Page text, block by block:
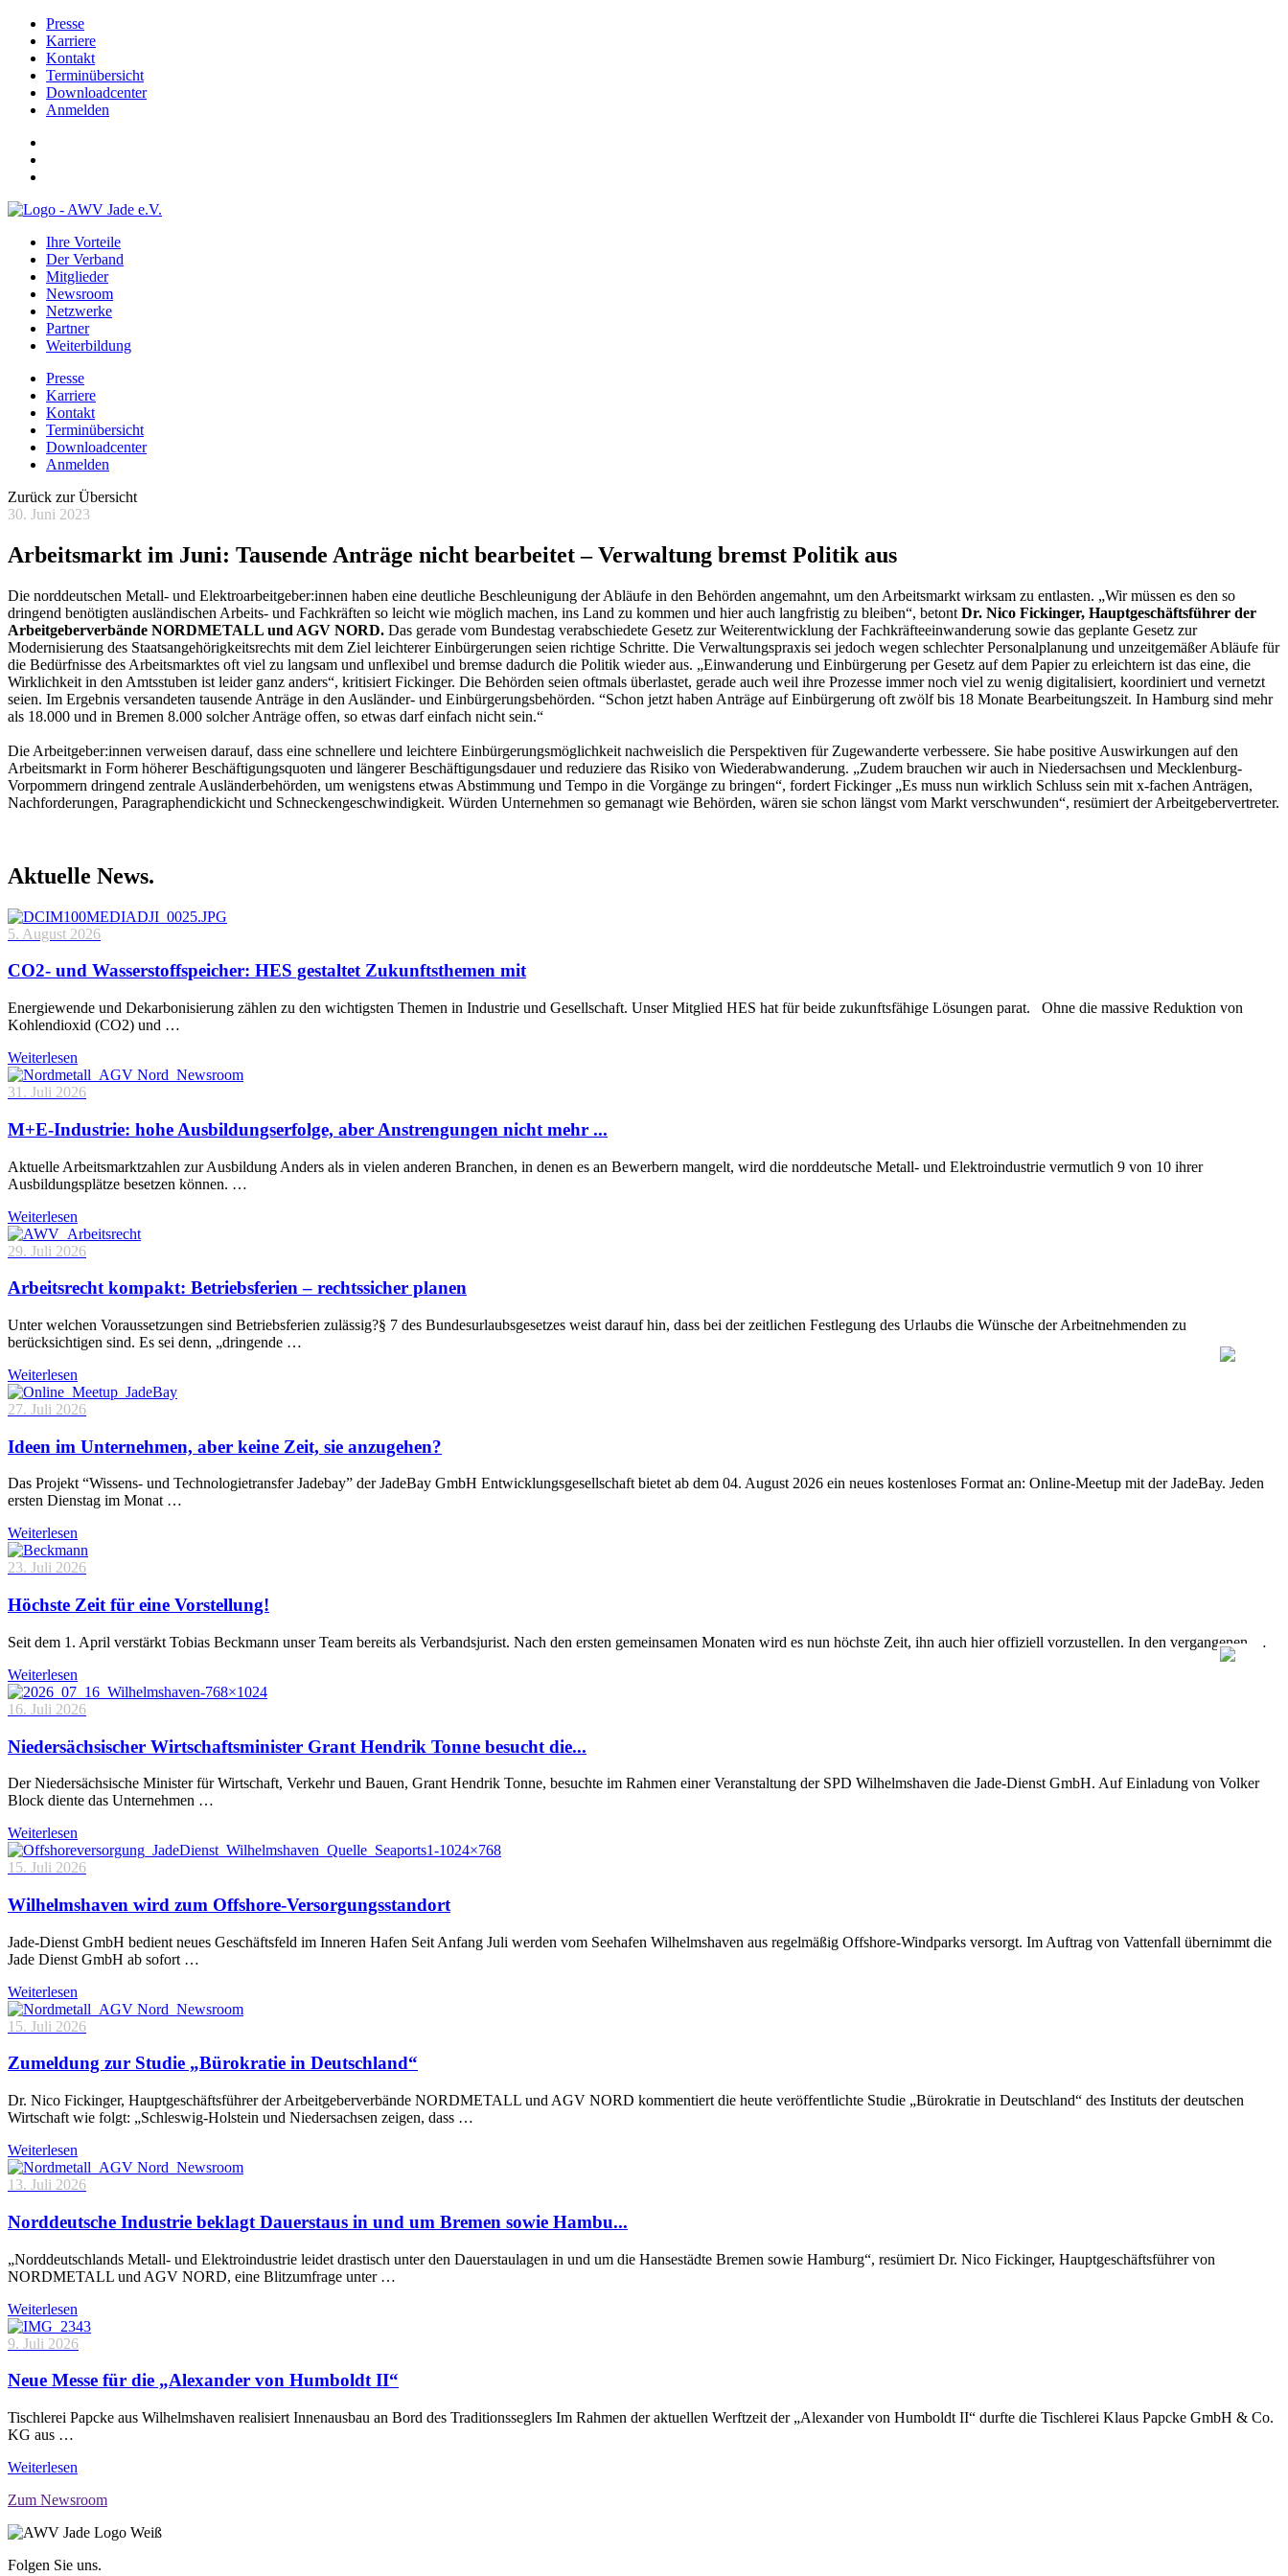
Presse
Karriere
Kontakt
Terminübersicht
Downloadcenter
Anmelden
Ihre Vorteile
Der Verband
Mitglieder
Newsroom
Netzwerke
Partner
Weiterbildung
Presse
Karriere
Kontakt
Terminübersicht
Downloadcenter
Anmelden
Zurück zur Übersicht
30. Juni 2023
Arbeitsmarkt im Juni: Tausende Anträge nicht bearbeitet – Verwaltung bremst Politik aus
Die norddeutschen Metall- und Elektroarbeitgeber:innen haben eine deutliche Beschleunigung der Abläufe in den Behörden angemahnt, um den Arbeitsmarkt wirksam zu entlasten. „Wir müssen es den so
dringend benötigten ausländischen Arbeits- und Fachkräften so leicht wie möglich machen, ins Land zu kommen und hier auch langfristig zu bleiben“, betont Dr. Nico Fickinger, Hauptgeschäftsführer der
Arbeitgeberverbände NORDMETALL und AGV NORD. Das gerade vom Bundestag verabschiedete Gesetz zur Weiterentwicklung der Fachkräfteeinwanderung sowie das geplante Gesetz zur
Modernisierung des Staatsangehörigkeitsrechts mit dem Ziel leichterer Einbürgerungen seien richtige Schritte. Die Verwaltungspraxis sei jedoch wegen schlechter Personalplanung und unzeitgemäßer Abläufe für
die Bedürfnisse des Arbeitsmarktes oft viel zu langsam und unflexibel und bremse dadurch die Politik wieder aus. „Einwanderung und Einbürgerung per Gesetz auf dem Papier zu erleichtern ist das eine, die
Wirklichkeit in den Amtsstuben ist leider ganz anders“, kritisiert Fickinger. Die Behörden seien oftmals überlastet, gerade auch weil ihre Prozesse immer noch viel zu wenig digitalisiert, koordiniert und vernetzt
seien. Im Ergebnis versandeten tausende Anträge in den Ausländer- und Einbürgerungsbehörden. “Schon jetzt haben Anträge auf Einbürgerung oft zwölf bis 18 Monate Bearbeitungszeit. In Hamburg sind mehr
als 18.000 und in Bremen 8.000 solcher Anträge offen, so etwas darf einfach nicht sein.“
Die Arbeitgeber:innen verweisen darauf, dass eine schnellere und leichtere Einbürgerungsmöglichkeit nachweislich die Perspektiven für Zugewanderte verbessere. Sie habe positive Auswirkungen auf den
Arbeitsmarkt in Form höherer Beschäftigungsquoten und längerer Beschäftigungsdauer und reduziere das Risiko von Wiederabwanderung. „Zudem brauchen wir auch in Niedersachsen und Mecklenburg-
Vorpommern dringend zentrale Ausländerbehörden, um wenigstens etwas Abstimmung und Tempo in die Vorgänge zu bringen“, fordert Fickinger „Es muss nun wirklich Schluss sein mit x-fachen Anträgen,
Nachforderungen, Paragraphendickicht und Schneckengeschwindigkeit. Würden Unternehmen so gemanagt wie Behörden, wären sie schon längst vom Markt verschwunden“, resümiert der Arbeitgebervertreter.
Aktuelle News.
5. August 2026
CO2- und Wasserstoffspeicher: HES gestaltet Zukunftsthemen mit
Energiewende und Dekarbonisierung zählen zu den wichtigsten Themen in Industrie und Gesellschaft. Unser Mitglied HES hat für beide zukunftsfähige Lösungen parat. Ohne die massive Reduktion von
Kohlendioxid (CO2) und …
Weiterlesen
31. Juli 2026
M+E-Industrie: hohe Ausbildungserfolge, aber Anstrengungen nicht mehr ...
Aktuelle Arbeitsmarktzahlen zur Ausbildung Anders als in vielen anderen Branchen, in denen es an Bewerbern mangelt, wird die norddeutsche Metall- und Elektroindustrie vermutlich 9 von 10 ihrer
Ausbildungsplätze besetzen können. …
Weiterlesen
29. Juli 2026
Arbeitsrecht kompakt: Betriebsferien – rechtssicher planen
Unter welchen Voraussetzungen sind Betriebsferien zulässig?§ 7 des Bundesurlaubsgesetzes weist darauf hin, dass bei der zeitlichen Festlegung des Urlaubs die Wünsche der Arbeitnehmenden zu
berücksichtigen sind. Es sei denn, „dringende …
Weiterlesen
27. Juli 2026
Ideen im Unternehmen, aber keine Zeit, sie anzugehen?
Das Projekt “Wissens- und Technologietransfer Jadebay” der JadeBay GmbH Entwicklungsgesellschaft bietet ab dem 04. August 2026 ein neues kostenloses Format an: Online-Meetup mit der JadeBay. Jeden
ersten Dienstag im Monat …
Weiterlesen
23. Juli 2026
Höchste Zeit für eine Vorstellung!
Seit dem 1. April verstärkt Tobias Beckmann unser Team bereits als Verbandsjurist. Nach den ersten gemeinsamen Monaten wird es nun höchste Zeit, ihn auch hier offiziell vorzustellen. In den vergangenen …
Weiterlesen
16. Juli 2026
Niedersächsischer Wirtschaftsminister Grant Hendrik Tonne besucht die...
Der Niedersächsische Minister für Wirtschaft, Verkehr und Bauen, Grant Hendrik Tonne, besuchte im Rahmen einer Veranstaltung der SPD Wilhelmshaven die Jade-Dienst GmbH. Auf Einladung von Volker
Block diente das Unternehmen …
Weiterlesen
15. Juli 2026
Wilhelmshaven wird zum Offshore-Versorgungsstandort
Jade-Dienst GmbH bedient neues Geschäftsfeld im Inneren Hafen Seit Anfang Juli werden vom Seehafen Wilhelmshaven aus regelmäßig Offshore-Windparks versorgt. Im Auftrag von Vattenfall übernimmt die
Jade Dienst GmbH ab sofort …
Weiterlesen
15. Juli 2026
Zumeldung zur Studie „Bürokratie in Deutschland“
Dr. Nico Fickinger, Hauptgeschäftsführer der Arbeitgeberverbände NORDMETALL und AGV NORD kommentiert die heute veröffentlichte Studie „Bürokratie in Deutschland“ des Instituts der deutschen
Wirtschaft wie folgt: „Schleswig-Holstein und Niedersachsen zeigen, dass …
Weiterlesen
13. Juli 2026
Norddeutsche Industrie beklagt Dauerstaus in und um Bremen sowie Hambu...
„Norddeutschlands Metall- und Elektroindustrie leidet drastisch unter den Dauerstaulagen in und um die Hansestädte Bremen sowie Hamburg“, resümiert Dr. Nico Fickinger, Hauptgeschäftsführer von
NORDMETALL und AGV NORD, eine Blitzumfrage unter …
Weiterlesen
9. Juli 2026
Neue Messe für die „Alexander von Humboldt II“
Tischlerei Papcke aus Wilhelmshaven realisiert Innenausbau an Bord des Traditionsseglers Im Rahmen der aktuellen Werftzeit der „Alexander von Humboldt II“ durfte die Tischlerei Klaus Papcke GmbH & Co.
KG aus …
Weiterlesen
Zum Newsroom
Folgen Sie uns.